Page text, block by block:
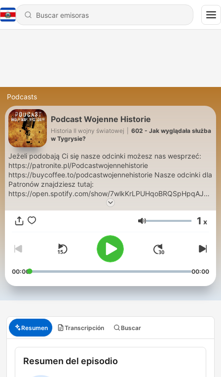
Podcasts
Podcast Wojenne Historie
Historia II wojny światowej
602 - Jak wyglądała służba
w Tygrysie?
Jeżeli podobają Ci się nasze odcinki możesz nas wesprzeć:
https://patronite.pl/Podcastwojennehistorie
https://buycoffee.to/podcastwojennehistorie Nasze odcinki dla
Patronów znajdziesz tutaj:
https://open.spotify.com/show/7wlkKrLPUHqoBRQSpHpqAJ?
si=6MPaNz7ESpWhO50Y3LCDJQ
Volumen 1 x
00:00 00:00
Resumen Transcripción Buscar
Resumen del episodio